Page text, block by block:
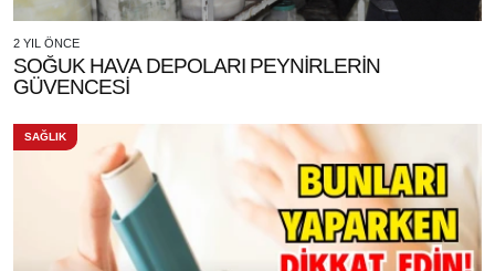
2 YIL ÖNCE
SOĞUK HAVA DEPOLARI PEYNİRLERİN
GÜVENCESİ
SAĞLIK